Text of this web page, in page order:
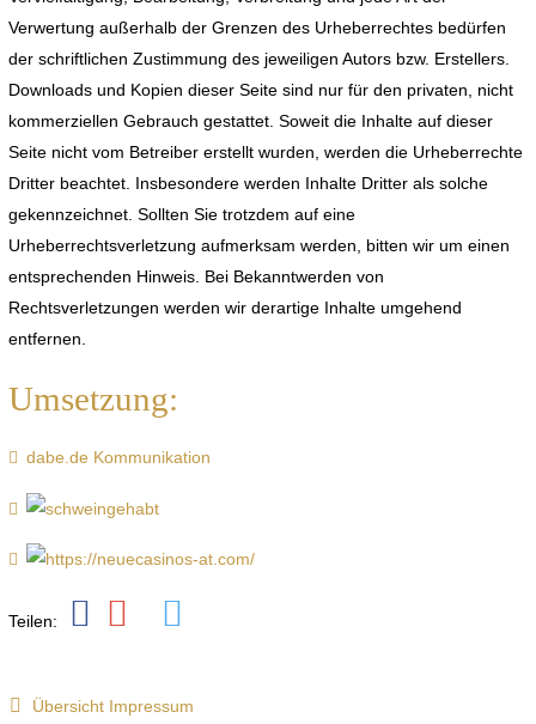
Verwertung außerhalb der Grenzen des Urheberrechtes bedürfen
der schriftlichen Zustimmung des jeweiligen Autors bzw. Erstellers.
Downloads und Kopien dieser Seite sind nur für den privaten, nicht
kommerziellen Gebrauch gestattet. Soweit die Inhalte auf dieser
Seite nicht vom Betreiber erstellt wurden, werden die Urheberrechte
Dritter beachtet. Insbesondere werden Inhalte Dritter als solche
gekennzeichnet. Sollten Sie trotzdem auf eine
Urheberrechtsverletzung aufmerksam werden, bitten wir um einen
entsprechenden Hinweis. Bei Bekanntwerden von
Rechtsverletzungen werden wir derartige Inhalte umgehend
entfernen.
Umsetzung:
dabe.de Kommunikation
Teilen:
Übersicht Impressum